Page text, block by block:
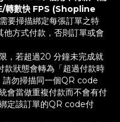
轉數快 FPS (Shopline
需要掃描綁定每張訂單之特
方式付款，否則訂單或會
，若超過20 分鐘未完成就
狀態會轉為「超過付款時
請勿掃描同一個QR code
會當做重複付款而不會有付
定該訂單的QR code付